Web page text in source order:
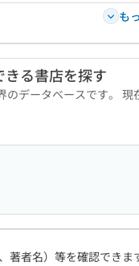
も
きる書店を探す
データベースです。
者名）等を確認できま